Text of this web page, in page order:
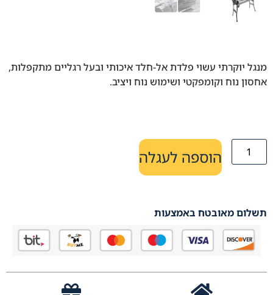
מנגל יוקרתי עשוי פלדת אל-חלד איכותי ובעל רגליים מתקפלות,
אחסון נוח וקומפקטי ושימוש נוח ויציב.
הוספה לעגלה
תשלום מאובטח באמצעות